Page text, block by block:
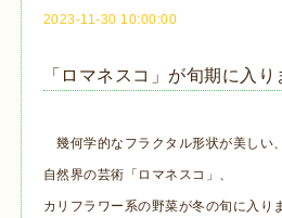
2023-11-30 10:00:00
「ロマネスコ」が旬期に入り
幾何学的なフラクタル形状が美しい、
自然界の芸術「ロマネスコ」、
カリフラワー系の野菜が冬の旬に入り